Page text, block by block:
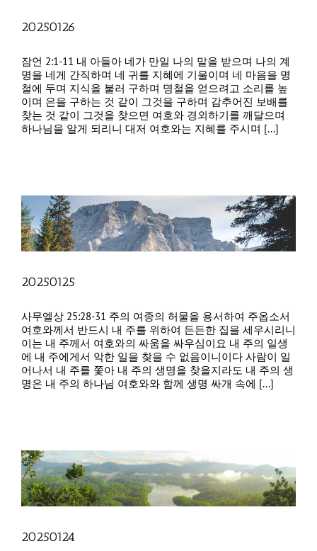
20250126
잠언 2:1-11 내 아들아 네가 만일 나의 말을 받으며 나의 계
명을 네게 간직하며 네 귀를 지혜에 기울이며 네 마음을 명
철에 두며 지식을 불러 구하며 명철을 얻으려고 소리를 높
이며 은을 구하는 것 같이 그것을 구하며 감추어진 보배를
찾는 것 같이 그것을 찾으면 여호와 경외하기를 깨달으며
하나님을 알게 되리니 대저 여호와는 지혜를 주시며 [...]
20250125
사무엘상 25:28-31 주의 여종의 허물을 용서하여 주옵소서
여호와께서 반드시 내 주를 위하여 든든한 집을 세우시리니
이는 내 주께서 여호와의 싸움을 싸우심이요 내 주의 일생
에 내 주에게서 악한 일을 찾을 수 없음이니이다 사람이 일
어나서 내 주를 쫓아 내 주의 생명을 찾을지라도 내 주의 생
명은 내 주의 하나님 여호와와 함께 생명 싸개 속에 [...]
20250124